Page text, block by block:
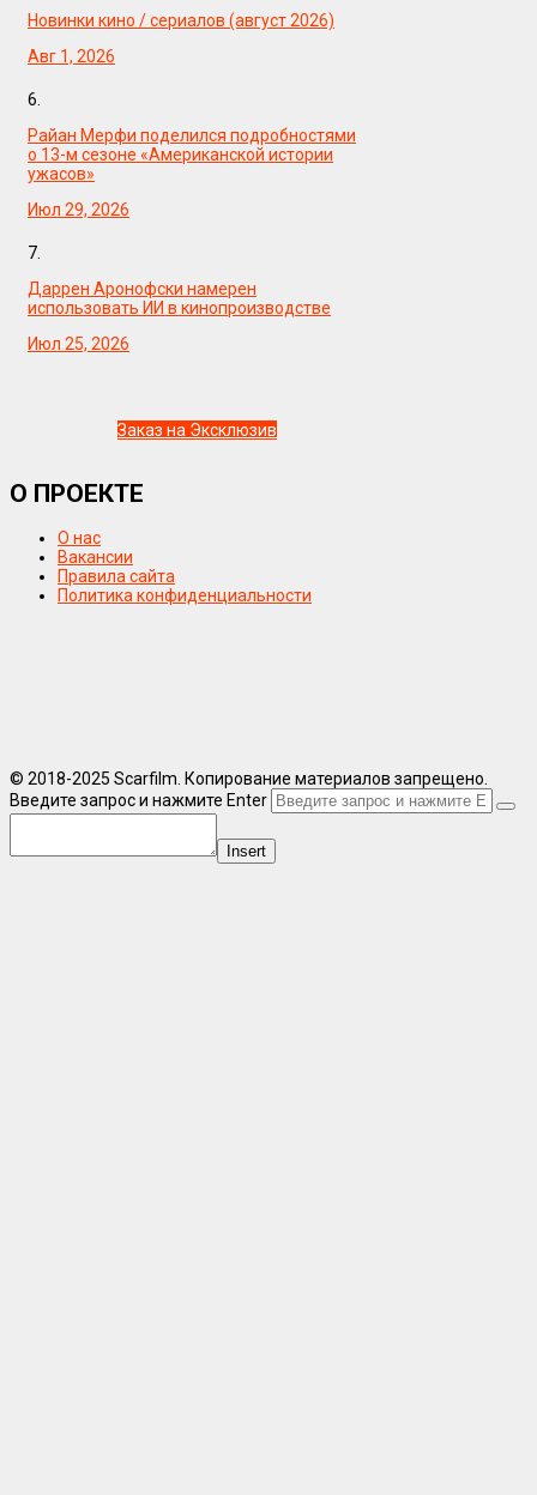
Новинки кино / сериалов (август 2026)
Авг 1, 2026
6.
Райан Мерфи поделился подробностями
о 13-м сезоне «Американской истории
ужасов»
Июл 29, 2026
7.
Даррен Аронофски намерен
использовать ИИ в кинопроизводстве
Июл 25, 2026
Заказ на Эксклюзив
О ПРОЕКТЕ
О нас
Вакансии
Правила сайта
Политика конфиденциальности
© 2018-2025 Scarfilm. Копирование материалов запрещено.
Введите запрос и нажмите Enter
Insert